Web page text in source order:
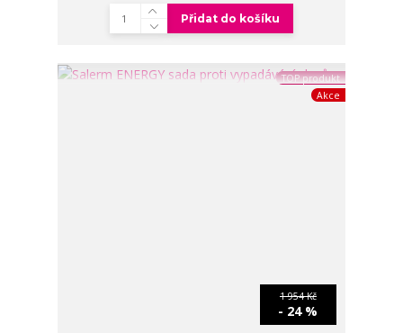
Přidat do košíku
TOP produkt
Akce
1 954 Kč
- 24 %